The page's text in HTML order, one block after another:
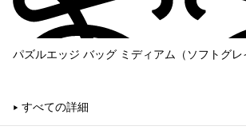
パズルエッジ バッグ ミディアム（ソフトグレ
すべての詳細